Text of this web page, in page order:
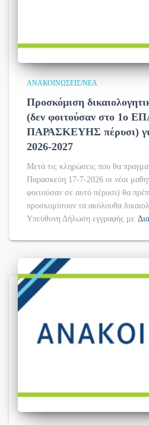
ΑΝΑΚΟΙΝΏΣΕΙΣ/ΝΈΑ
Προσκόμιση
(δεν φοιτούσαν στο 1ο
ΠΑΡΑΣΚΕΥΗΣ πέρυσι)
2026-2027
Μετά τις κληρώσεις που θα
Παρασκεύη 17-7-2026 οι νέοι
φοιτούσαν σε αυτό πέρυσι) θα
προσκομίσουν τα ακόλουθα
Υπεύθυνη Δήλωση εγγραφής με